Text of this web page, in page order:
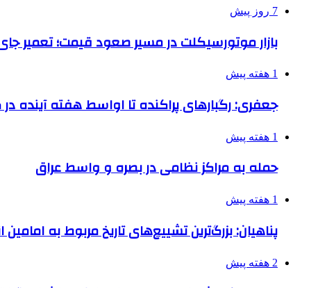
7 روز پیش
بازار موتورسیکلت در مسیر صعود قیمت؛ تعمیر
1 هفته پیش
جعفری: رگبارهای پراکنده تا اواسط هفته آینده
1 هفته پیش
حمله به مراکز نظامی در بصره و واسط عراق
1 هفته پیش
پناهیان: بزرگ‌ترین تشییع‌های تاریخ مربوط به
2 هفته پیش